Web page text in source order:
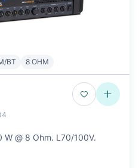
BT 8 OHM
@ 8 Ohm. L70/100V.